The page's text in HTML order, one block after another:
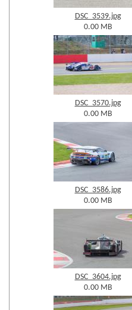
DSC_3539.jpg
0.00 MB
DSC_3570.jpg
0.00 MB
DSC_3586.jpg
0.00 MB
DSC_3604.jpg
0.00 MB